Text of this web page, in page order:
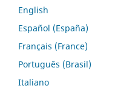
English
Español (España)
Français (France)
Português (Brasil)
Italiano